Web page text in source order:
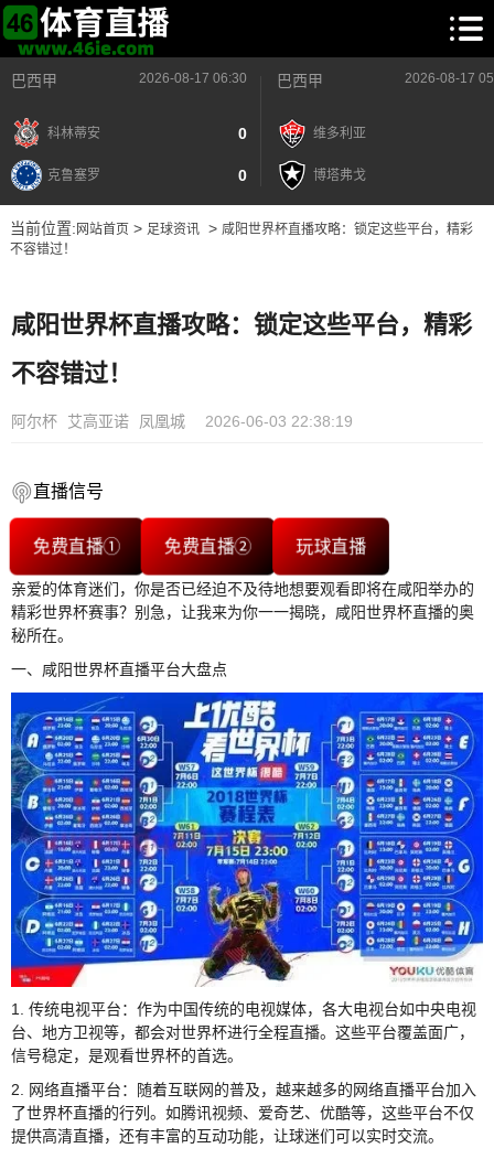
巴西甲 2026-08-17 06:30
科林蒂安 0
克鲁塞罗 0
巴西甲 2026-08-17
维多利亚
博塔弗戈
当前位置: 网站首页> 足球资讯> 咸阳世界杯直播攻略：锁定这些平台，精彩
不容错过！
咸阳世界杯直播攻略：锁定这些平台，精彩
不容错过！
阿尔杯 艾高亚诺 凤凰城 2026-06-03 22:38:19
直播信号
免费直播① 免费直播② 玩球直播
亲爱的体育迷们，你是否已经迫不及待地想要观看即将在咸阳举办的
精彩世界杯赛事？别急，让我来为你一一揭晓，咸阳世界杯直播的奥
秘所在。
一、咸阳世界杯直播平台大盘点
1. 传统电视平台：作为中国传统的电视媒体，各大电视台如中央电视
台、地方卫视等，都会对世界杯进行全程直播。这些平台覆盖面广，
信号稳定，是观看世界杯的首选。
2. 网络直播平台：随着互联网的普及，越来越多的网络直播平台加入
了世界杯直播的行列。如腾讯视频、爱奇艺、优酷等，这些平台不仅
提供高清直播，还有丰富的互动功能，让球迷们可以实时交流。